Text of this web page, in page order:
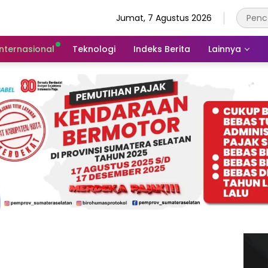
Jumat, 7 Agustus 2026
Teknologi Indeks Berita Lainnya